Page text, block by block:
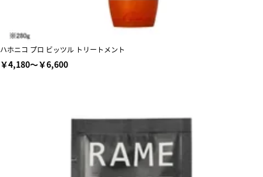
ハホニコ プロ ビッツル トリートメント
￥4,180～￥6,600